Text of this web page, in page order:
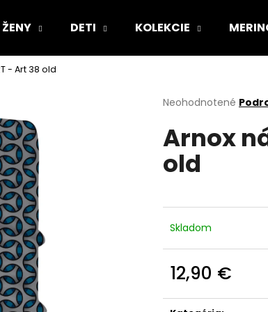
ŽENY DETI KOLEKCIE
- Art 38 old
Priemerné
produktu
je
z
Neohodnotené
Arnox
old
Skladom
12,90 €
cena:
Čo potrebujete nájsť?
HĽADAŤ